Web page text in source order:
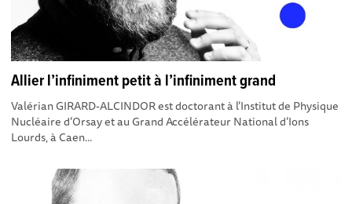
Allier l’infiniment petit à l’infiniment grand
Valérian GIRARD-ALCINDOR est doctorant à l’Institut de Physique
Nucléaire d’Orsay et au Grand Accélérateur National d’Ions
Lourds, à Caen...